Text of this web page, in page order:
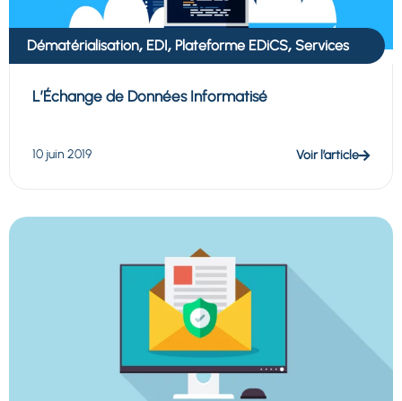
Dématérialisation, EDI, Plateforme EDiCS, Services
L’Échange de Données Informatisé
10 juin 2019 Voir l’article